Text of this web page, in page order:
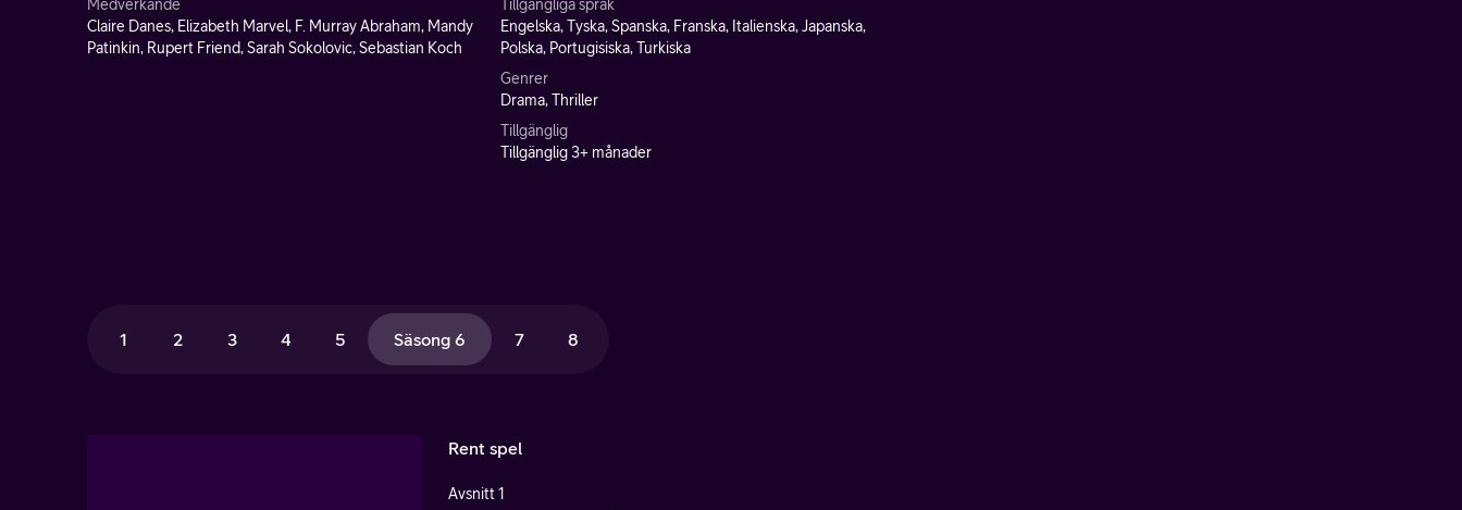
Medverkande
Claire Danes, Elizabeth Marvel, F. Murray Abraham, Mandy
Patinkin, Rupert Friend, Sarah Sokolovic, Sebastian Koch
Tillgängliga språk
Engelska, Tyska, Spanska, Franska, Italienska, Japanska,
Polska, Portugisiska, Turkiska
Genrer
Drama, Thriller
Tillgänglig
Tillgänglig 3+ månader
1 2 3 4 5 Säsong 6 7 8
Rent spel
Avsnitt 1